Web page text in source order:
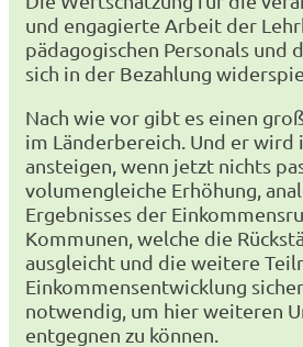
und engagierte Arbeit der
pädagogischen Personals und
sich in der Bezahlung
Nach wie vor gibt es einen
im Länderbereich. Und er
ansteigen, wenn jetzt nichts
volumengleiche Erhöhung,
Ergebnisses der
Kommunen, welche die
ausgleicht und die weitere
Einkommensentwicklung
notwendig, um hier weiteren
entgegnen zu können.